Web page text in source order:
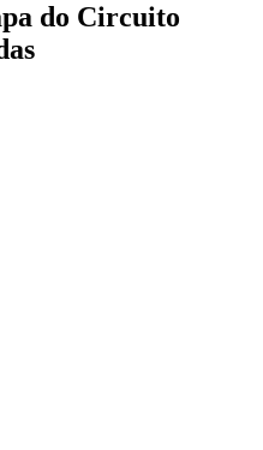
do Circuito